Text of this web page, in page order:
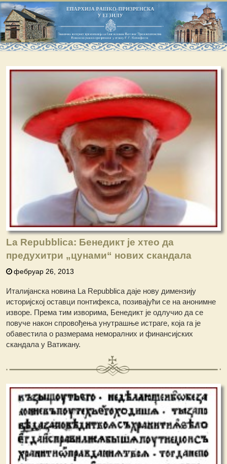
La Repubblica: Бенедикт је хтео да
предухитри „цунами“ нових скандала
фебруар 26, 2013
Италијанска новина La Repubblica даје нову димензију
историјској оставци понтифекса, позивајући се на анонимне
изворе. Према тим изворима, Бенедикт је одлучио да се
повуче након спровођења унутрашње истраге, која га је
обавестила о размерама неморалних и финансијских
скандала у Ватикану.